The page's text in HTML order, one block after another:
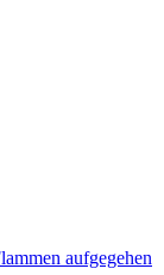
aufgegehen